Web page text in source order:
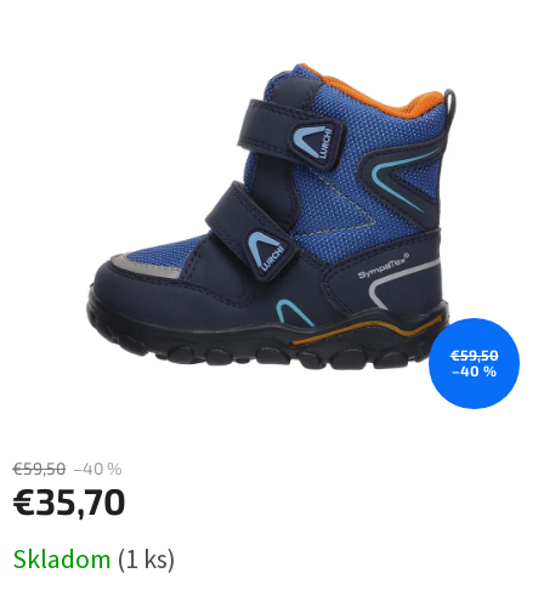
€59,50
–40 %
€59,50 –40 %
€35,70
cena:
Skladom (1 ks)